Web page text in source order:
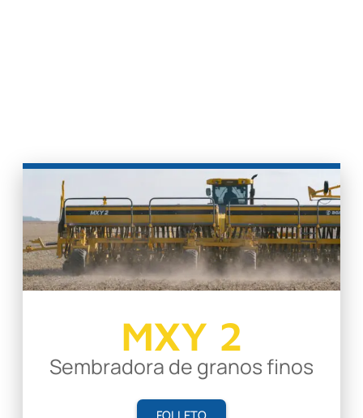
MXY 2
Sembradora de granos finos
FOLLETO